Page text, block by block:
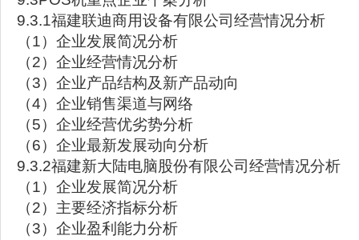
9.3.1福建联迪商用设备有限公司经营情况分析
（1）企业发展简况分析
（2）企业经营情况分析
（3）企业产品结构及新产品动向
（4）企业销售渠道与网络
（5）企业经营优劣势分析
（6）企业最新发展动向分析
9.3.2福建新大陆电脑股份有限公司经营情况分析
（1）企业发展简况分析
（2）主要经济指标分析
（3）企业盈利能力分析